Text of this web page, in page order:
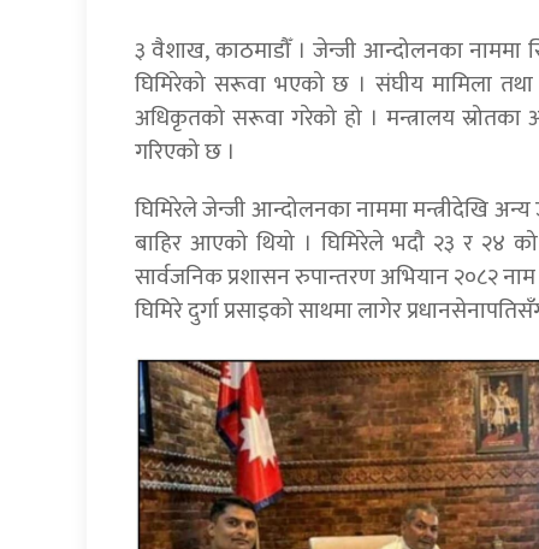
३ वैशाख, काठमाडौँ । जेन्जी आन्दोलनका
घिमिरेको सरूवा भएको छ । संघीय मामिला तथा
अधिकृतको सरूवा गरेको हो । मन्त्रालय
गरिएको छ ।
घिमिरेले जेन्जी आन्दोलनका नाममा मन्त्रीदेखि
बाहिर आएको थियो । घिमिरेले भदौ २३ र २४
सार्वजनिक प्रशासन रुपान्तरण अभियान २०८२
घिमिरे दुर्गा प्रसाइको साथमा लागेर